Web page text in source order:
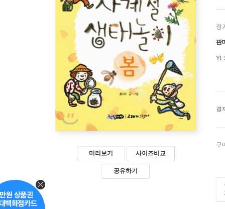
미리보기 사이즈비교
공유하기
정
판
결
구